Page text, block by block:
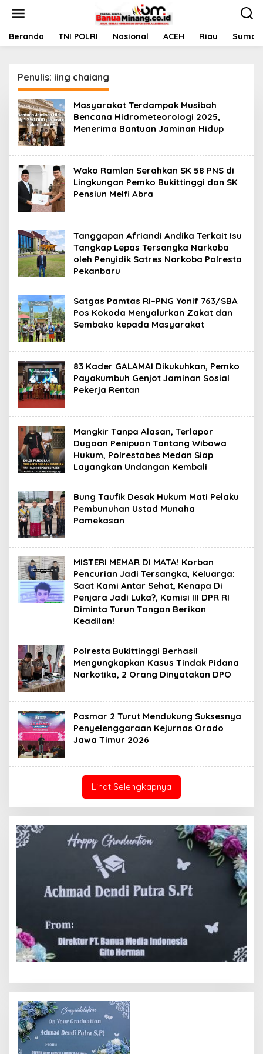
t
Beranda TNI POLRI Nasional ACEH Riau
Penulis: iing chaiang
Masyarakat Terdampak Musibah
Bencana Hidrometeorologi 2025,
Menerima Bantuan Jaminan Hidup
Wako Ramlan Serahkan SK 58 PNS di
Lingkungan Pemko Bukittinggi dan SK
Pensiun Melfi Abra
Tanggapan Afriandi Andika Terkait Isu
Tangkap Lepas Tersangka Narkoba
oleh Penyidik Satres Narkoba Polresta
Pekanbaru
Satgas Pamtas RI–PNG Yonif 763/SBA
Pos Kokoda Menyalurkan Zakat dan
Sembako kepada Masyarakat
83 Kader GALAMAI Dikukuhkan, Pemko
Payakumbuh Genjot Jaminan Sosial
Pekerja Rentan
Mangkir Tanpa Alasan, Terlapor
Dugaan Penipuan Tantang Wibawa
Hukum, Polrestabes Medan Siap
Layangkan Undangan Kembali
Bung Taufik Desak Hukum Mati Pelaku
Pembunuhan Ustad Munaha
Pamekasan
MISTERI MEMAR DI MATA! Korban
Pencurian Jadi Tersangka, Keluarga:
Saat Kami Antar Sehat, Kenapa Di
Penjara Jadi Luka?, Komisi III DPR RI
Diminta Turun Tangan Berikan
Keadilan!
Polresta Bukittinggi Berhasil
Mengungkapkan Kasus Tindak Pidana
Narkotika, 2 Orang Dinyatakan DPO
Pasmar 2 Turut Mendukung Suksesnya
Penyelenggaraan Kejurnas Orado
Jawa Timur 2026
Lihat Selengkapnya